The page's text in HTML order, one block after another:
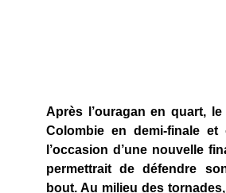
Après l’ouragan en quart,
Colombie en demi-finale et
l’occasion d’une nouvelle
permettrait de défendre
bout. Au milieu des